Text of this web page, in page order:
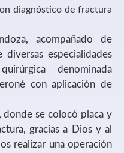
diagnóstico de fractura
acompañado de
diversas especialidades
denominada
con aplicación de
donde se colocó placa y
gracias a Dios y al
realizar una operación